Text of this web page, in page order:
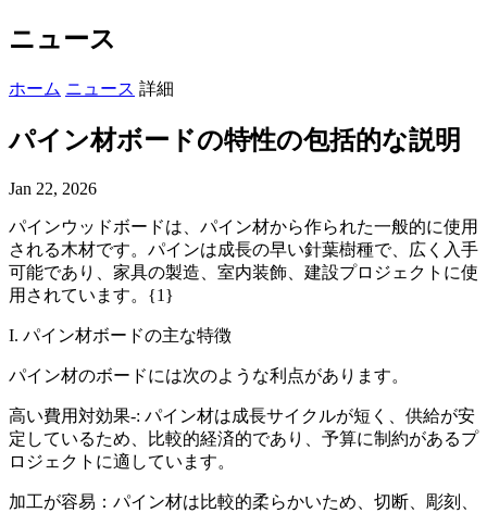
ニュース
ホーム ニュース 詳細
パイン材ボードの特性の包括的な説明
Jan 22, 2026
パインウッドボードは、パイン材から作られた一般的に使用
される木材です。パインは成長の早い針葉樹種で、広く入手
可能であり、家具の製造、室内装飾、建設プロジェクトに使
用されています。{1}
I. パイン材ボードの主な特徴
パイン材のボードには次のような利点があります。
高い費用対効果-: パイン材は成長サイクルが短く、供給が安
定しているため、比較的経済的であり、予算に制約があるプ
ロジェクトに適しています。
加工が容易：パイン材は比較的柔らかいため、切断、彫刻、